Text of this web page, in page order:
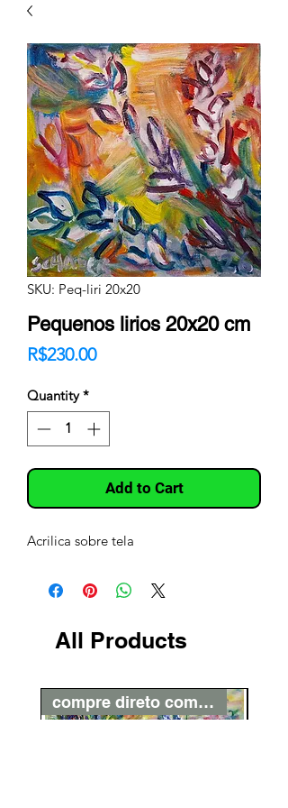
SKU: Peq-liri 20x20
Pequenos lirios 20x20 cm
R$230.00Price
Quantity *
Add to Cart
Acrilica sobre tela
All Products
compre direto com o artista